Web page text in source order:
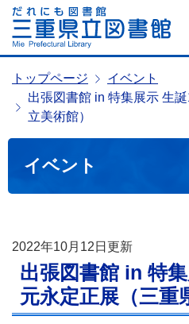
トップページ
イベント
出張図書館 in 特集展示 生
立美術館）
イベント
2022年10月12日 更新
出張図書館 in 特
元永定正展（三重